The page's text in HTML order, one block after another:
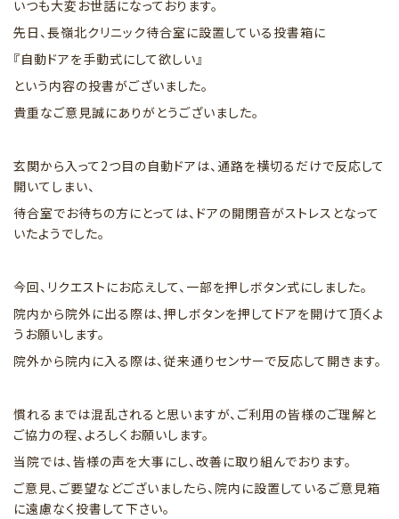
いつも大変お世話になっております。
先日、長嶺北クリニック待合室に設置している投書箱に
『自動ドアを手動式にして欲しい』
という内容の投書がございました。
貴重なご意見誠にありがとうございました。
玄関から入って2つ目の自動ドアは、通路を横切るだけで反応して
開いてしまい、
待合室でお待ちの方にとっては、ドアの開閉音がストレスとなって
いたようでした。
今回、リクエストにお応えして、一部を押しボタン式にしました。
院内から院外に出る際は、押しボタンを押してドアを開けて頂くよ
うお願いします。
院外から院内に入る際は、従来通りセンサーで反応して開きます。
慣れるまでは混乱されると思いますが、ご利用の皆様のご理解と
ご協力の程、よろしくお願いします。
当院では、皆様の声を大事にし、改善に取り組んでおります。
ご意見、ご要望などございましたら、院内に設置しているご意見箱
に遠慮なく投書して下さい。